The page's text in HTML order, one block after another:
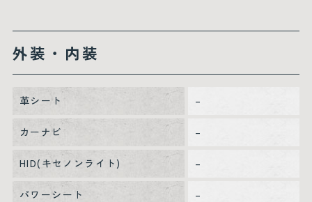
外装・内装
革シート –
カーナビ –
HID(キセノンライト) –
パワーシート –